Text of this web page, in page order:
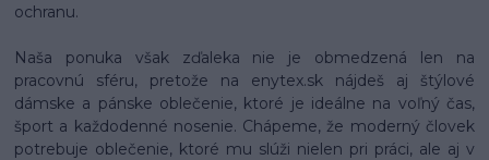
ochranu.
Naša ponuka však zďaleka nie je obmedzená len na
pracovnú sféru, pretože na enytex.sk nájdeš aj štýlové
dámske a pánske oblečenie, ktoré je ideálne na voľný čas,
šport a každodenné nosenie. Chápeme, že moderný človek
potrebuje oblečenie, ktoré mu slúži nielen pri práci, ale aj v